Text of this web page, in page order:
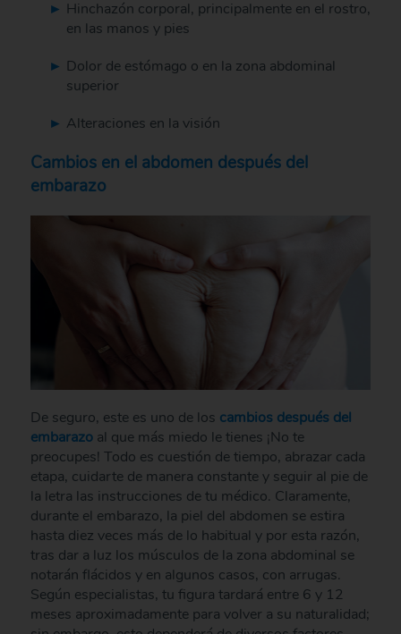
Hinchazón corporal, principalmente en el rostro,
en las manos y pies
Dolor de estómago o en la zona abdominal
superior
Alteraciones en la visión
Cambios en el abdomen después del
embarazo
De seguro, este es uno de los cambios después del
embarazoal que más miedo le tienes ¡No te
preocupes! Todo es cuestión de tiempo, abrazar cada
etapa, cuidarte de manera constante y seguir al pie de
la letra las instrucciones de tu médico. Claramente,
durante el embarazo, la piel del abdomen se estira
hasta diez veces más de lo habitual y por esta razón,
tras dar a luz los músculos de la zona abdominal se
notarán flácidos y en algunos casos, con arrugas.
Según especialistas, tu figura tardará entre 6 y 12
meses aproximadamente para volver a su naturalidad;